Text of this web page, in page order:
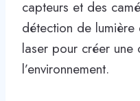
capteurs et des
détection de
laser pour créer une
l’environnement.